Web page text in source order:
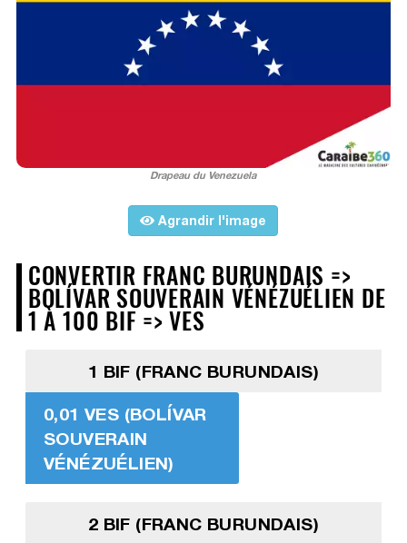
Drapeau du Venezuela
Agrandir l'image
CONVERTIR FRANC BURUNDAIS =>
BOLÍVAR SOUVERAIN VÉNÉZUÉLIEN DE
1 À 100 BIF => VES
1 BIF (FRANC BURUNDAIS)
0,01 VES (BOLÍVAR
SOUVERAIN
VÉNÉZUÉLIEN)
2 BIF (FRANC BURUNDAIS)